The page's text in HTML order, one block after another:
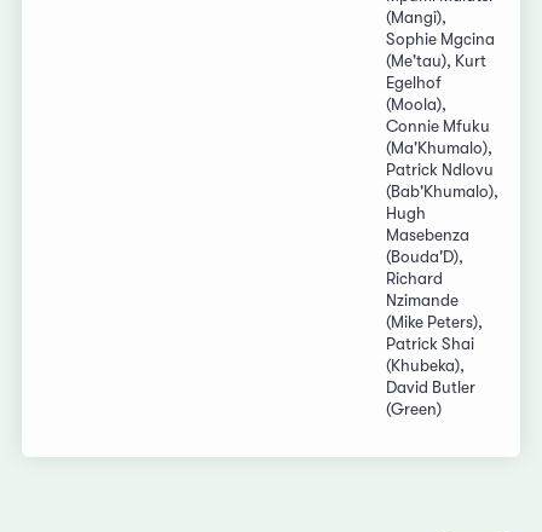
(Mangi),
Sophie Mgcina
(Me'tau), Kurt
Egelhof
(Moola),
Connie Mfuku
(Ma'Khumalo),
Patrick Ndlovu
(Bab'Khumalo),
Hugh
Masebenza
(Bouda'D),
Richard
Nzimande
(Mike Peters),
Patrick Shai
(Khubeka),
David Butler
(Green)